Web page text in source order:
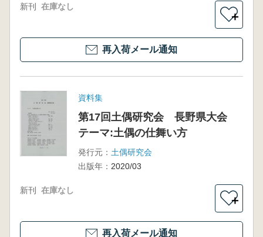
新刊 在庫なし
＋
再入荷メール通知
資料集
第17回土偶研究会 長野県大会
テーマ:土偶の仕舞い方
発行元： 土偶研究会
出版年： 2020/03
新刊 在庫なし
＋
再入荷メール通知